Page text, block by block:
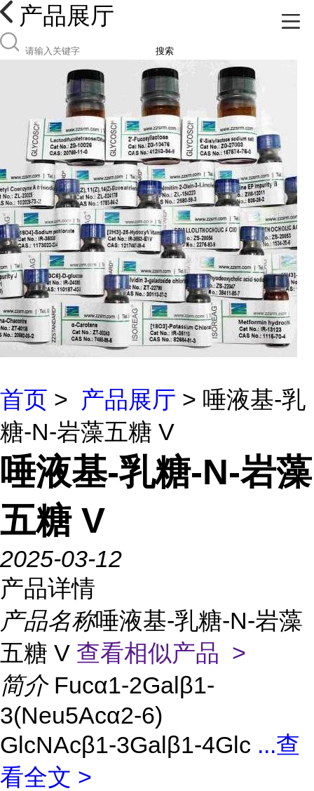
产品展厅
搜索
首页 > 产品展厅 > 唾液基-乳
糖-N-岩藻五糖 V
唾液基-乳糖-N-岩藻
五糖 V
2025-03-12
产品详情
产品名称唾液基-乳糖-N-岩藻
五糖 V 查看相似产品 >
简介 Fucα1-2Galβ1-
3(Neu5Acα2-6)
GlcNAcβ1-3Galβ1-4Glc ...查
看全文 >